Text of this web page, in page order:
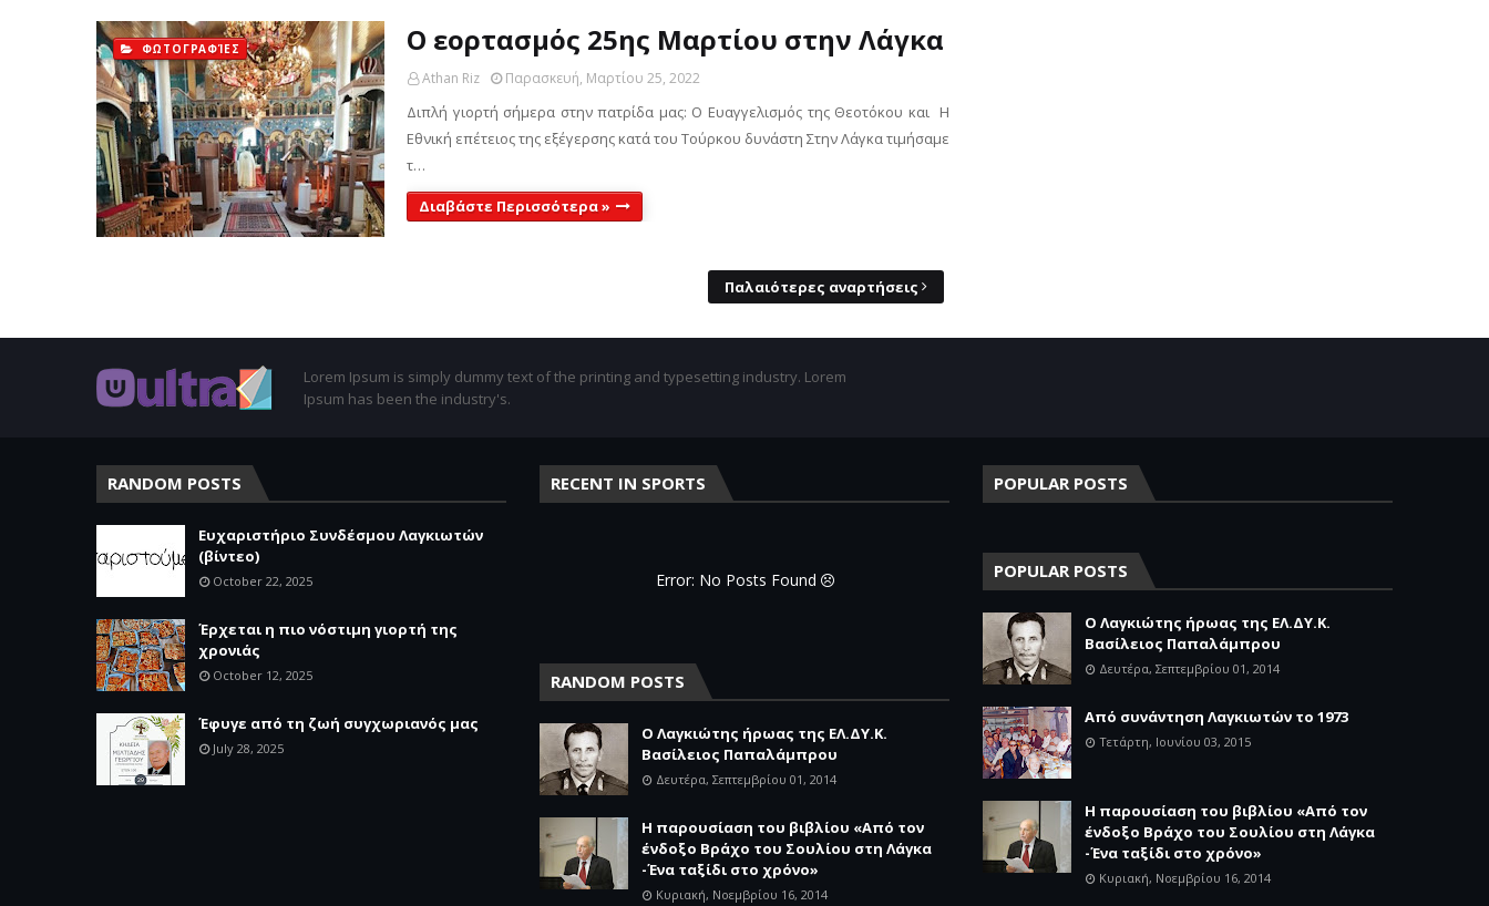
ΦΩΤΟΓΡΑΦΊΕΣ Ο εορτασμός 25ης Μαρτίου στην Λάγκα
Athan Riz Παρασκευή, Μαρτίου 25, 2022
Διπλή γιορτή σήμερα στην πατρίδα μας: Ο Ευαγγελισμός της Θεοτόκου και Η
Εθνική επέτειος της εξέγερσης κατά του Τούρκου δυνάστη Στην Λάγκα τιμήσαμε
τ…
Διαβάστε Περισσότερα »
Παλαιότερες αναρτήσεις
Lorem Ipsum is simply dummy text of the printing and typesetting industry. Lorem
Ipsum has been the industry's.
RANDOM POSTS
Ευχαριστήριο Συνδέσμου Λαγκιωτών
(βίντεο)
October 22, 2025
Έρχεται η πιο νόστιμη γιορτή της
χρονιάς
October 12, 2025
Έφυγε από τη ζωή συγχωριανός μας
July 28, 2025
RECENT IN SPORTS
Error: No Posts Found
RANDOM POSTS
Ο Λαγκιώτης ήρωας της ΕΛ.ΔΥ.Κ.
Βασίλειος Παπαλάμπρου
Δευτέρα, Σεπτεμβρίου 01, 2014
Η παρουσίαση του βιβλίου «Από τον
ένδοξο Βράχο του Σουλίου στη Λάγκα
-Ένα ταξίδι στο χρόνο»
Κυριακή, Νοεμβρίου 16, 2014
POPULAR POSTS
POPULAR POSTS
Ο Λαγκιώτης ήρωας της ΕΛ.ΔΥ.Κ.
Βασίλειος Παπαλάμπρου
Δευτέρα, Σεπτεμβρίου 01, 2014
Aπό συνάντηση Λαγκιωτών το 1973
Τετάρτη, Ιουνίου 03, 2015
Η παρουσίαση του βιβλίου «Από τον
ένδοξο Βράχο του Σουλίου στη Λάγκα
-Ένα ταξίδι στο χρόνο»
Κυριακή, Νοεμβρίου 16, 2014